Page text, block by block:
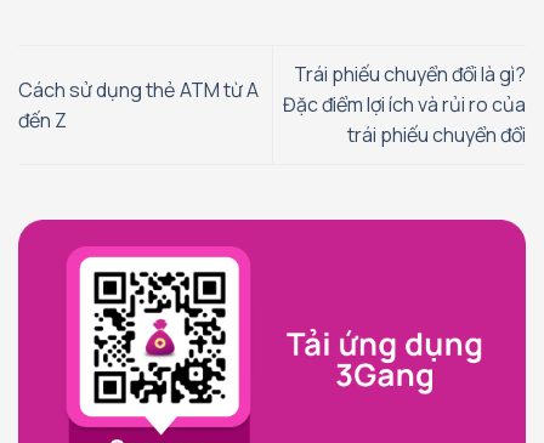
Cách sử dụng thẻ ATM từ A
đến Z
Trái phiếu chuyển đổi là gì?
Đặc điểm lợi ích và rủi ro của
trái phiếu chuyển đổi